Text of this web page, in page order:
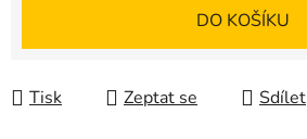
DO KOŠÍKU
Tisk Zeptat se Sdílet